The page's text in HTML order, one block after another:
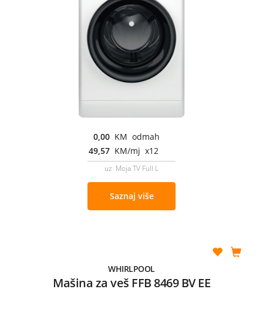
0,00 KM odmah
49,57 KM/mj x12
uz Moja TV Full L
Saznaj više
WHIRLPOOL
Mašina za veš FFB 8469 BV EE